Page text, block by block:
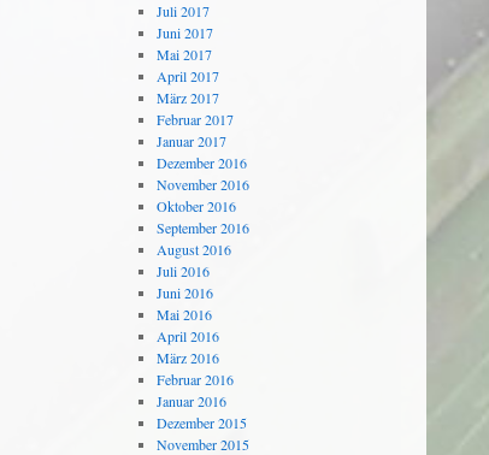
Juli 2017
Juni 2017
Mai 2017
April 2017
März 2017
Februar 2017
Januar 2017
Dezember 2016
November 2016
Oktober 2016
September 2016
August 2016
Juli 2016
Juni 2016
Mai 2016
April 2016
März 2016
Februar 2016
Januar 2016
Dezember 2015
November 2015